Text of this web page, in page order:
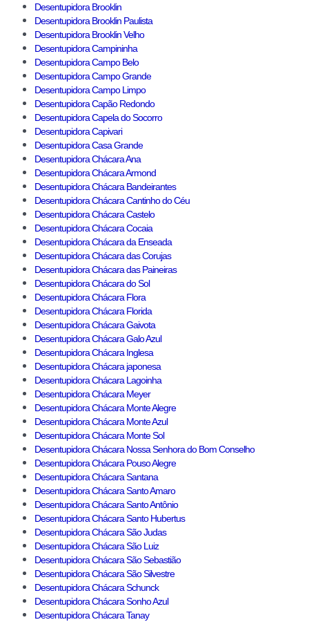
Desentupidora Brooklin
Desentupidora Brooklin Paulista
Desentupidora Brooklin Velho
Desentupidora Campininha
Desentupidora Campo Belo
Desentupidora Campo Grande
Desentupidora Campo Limpo
Desentupidora Capão Redondo
Desentupidora Capela do Socorro
Desentupidora Capivari
Desentupidora Casa Grande
Desentupidora Chácara Ana
Desentupidora Chácara Armond
Desentupidora Chácara Bandeirantes
Desentupidora Chácara Cantinho do Céu
Desentupidora Chácara Castelo
Desentupidora Chácara Cocaia
Desentupidora Chácara da Enseada
Desentupidora Chácara das Corujas
Desentupidora Chácara das Paineiras
Desentupidora Chácara do Sol
Desentupidora Chácara Flora
Desentupidora Chácara Florida
Desentupidora Chácara Gaivota
Desentupidora Chácara Galo Azul
Desentupidora Chácara Inglesa
Desentupidora Chácara japonesa
Desentupidora Chácara Lagoinha
Desentupidora Chácara Meyer
Desentupidora Chácara Monte Alegre
Desentupidora Chácara Monte Azul
Desentupidora Chácara Monte Sol
Desentupidora Chácara Nossa Senhora do Bom Conselho
Desentupidora Chácara Pouso Alegre
Desentupidora Chácara Santana
Desentupidora Chácara Santo Amaro
Desentupidora Chácara Santo Antônio
Desentupidora Chácara Santo Hubertus
Desentupidora Chácara São Judas
Desentupidora Chácara São Luiz
Desentupidora Chácara São Sebastião
Desentupidora Chácara São Silvestre
Desentupidora Chácara Schunck
Desentupidora Chácara Sonho Azul
Desentupidora Chácara Tanay